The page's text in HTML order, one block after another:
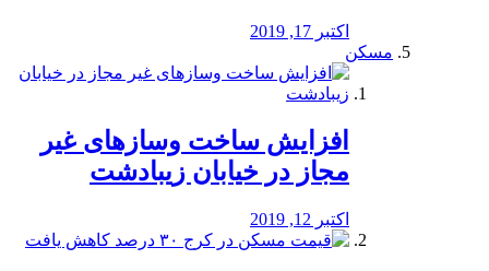
اکتبر 17, 2019
مسکن
افزایش ساخت وسازهای غیر
مجاز در خیابان زیبادشت
اکتبر 12, 2019